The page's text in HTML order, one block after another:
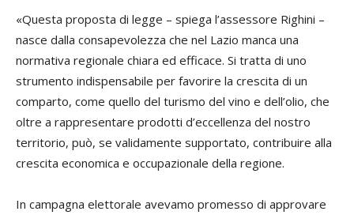
«Questa proposta di legge – spiega l’assessore Righini –
nasce dalla consapevolezza che nel Lazio manca una
normativa regionale chiara ed efficace. Si tratta di uno
strumento indispensabile per favorire la crescita di un
comparto, come quello del turismo del vino e dell’olio, che
oltre a rappresentare prodotti d’eccellenza del nostro
territorio, può, se validamente supportato, contribuire alla
crescita economica e occupazionale della regione.
In campagna elettorale avevamo promesso di approvare